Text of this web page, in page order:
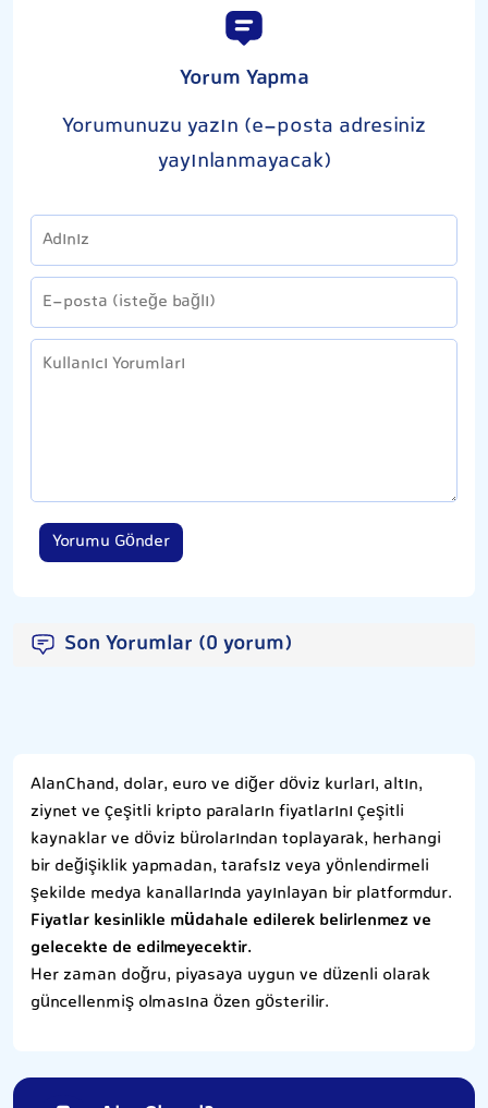
Yorum Yapma
Yorumunuzu yazın (e-posta adresiniz
yayınlanmayacak)
Yorumu Gönder
Son Yorumlar (0 yorum)
AlanChand, dolar, euro ve diğer döviz kurları, altın,
ziynet ve çeşitli kripto paraların fiyatlarını çeşitli
kaynaklar ve döviz bürolarından toplayarak, herhangi
bir değişiklik yapmadan, tarafsız veya yönlendirmeli
şekilde medya kanallarında yayınlayan bir platformdur.
Fiyatlar kesinlikle müdahale edilerek belirlenmez ve
gelecekte de edilmeyecektir.
Her zaman doğru, piyasaya uygun ve düzenli olarak
güncellenmiş olmasına özen gösterilir.